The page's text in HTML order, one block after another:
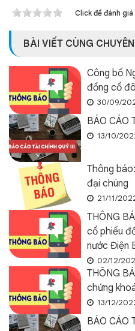
Click để đánh
BÀI VIẾT CÙNG
Công bố
đồng cổ
30/09/
BÁO CÁO
13/10/
Thông
đại chúng
21/11/
THÔNG
cổ phiếu
nước Điện
02/12/
THÔNG
chứng
13/12/
BÁO CÁO